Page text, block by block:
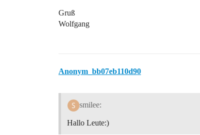
Gruß
Wolfgang
Anonym_bb07eb110d90
smilee:
Hallo Leute:)